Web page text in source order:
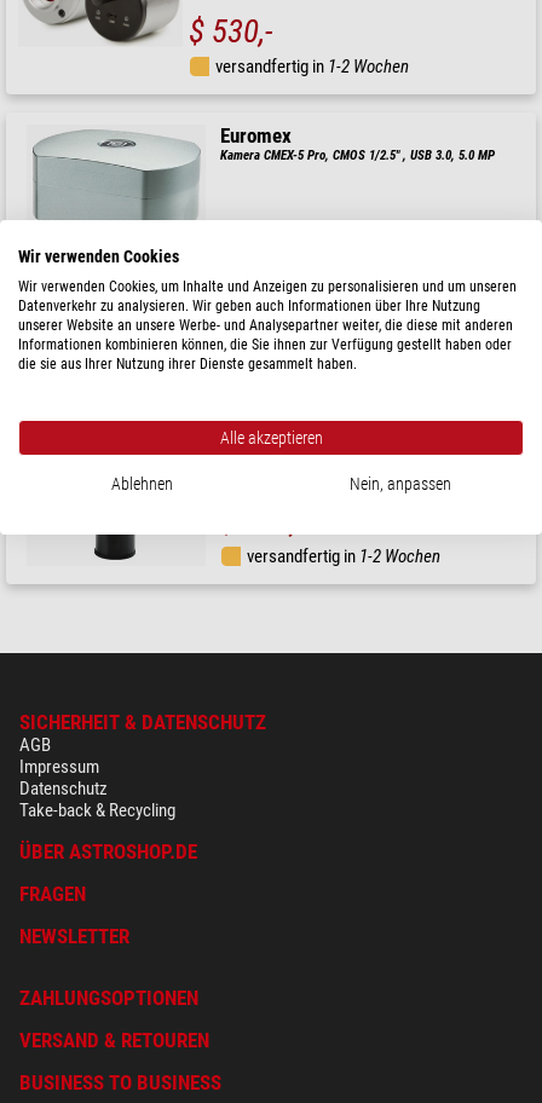
$ 530,-
versandfertig in 1-2 Wochen
Euromex
Kamera CMEX-5 Pro, CMOS 1/2.5" , USB 3.0, 5.0 MP
$ 600,-
versandfertig in1-2 Wochen
versandfertig in 1-2 Wochen
SICHERHEIT & DATENSCHUTZ
AGB
Impressum
Datenschutz
Take-back & Recycling
ÜBER ASTROSHOP.DE
FRAGEN
NEWSLETTER
ZAHLUNGSOPTIONEN
VERSAND & RETOUREN
BUSINESS TO BUSINESS
Wir verwenden Cookies
Wir verwenden Cookies, um Inhalte und Anzeigen zu personalisieren und um unseren
Datenverkehr zu analysieren. Wir geben auch Informationen über Ihre Nutzung
unserer Website an unsere Werbe- und Analysepartner weiter, die diese mit anderen
Informationen kombinieren können, die Sie ihnen zur Verfügung gestellt haben oder
die sie aus Ihrer Nutzung ihrer Dienste gesammelt haben.
Alle akzeptieren
Ablehnen Nein, anpassen